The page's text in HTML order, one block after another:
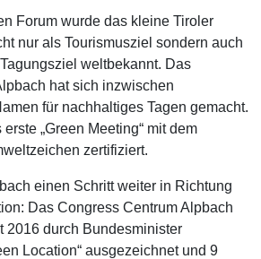
Forum wurde das kleine Tiroler
nur als Tourismusziel sondern auch
weltbekannt. Das
hat sich inzwischen
für nachhaltiges Tagen gemacht.
„Green Meeting“ mit dem
zertifiziert.
einen Schritt weiter in Richtung
Das Congress Centrum Alpbach
2016 durch Bundesminister
Location“ ausgezeichnet und 9